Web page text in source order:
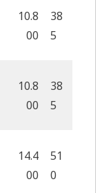
10.8
00
38
5
10.8
00
38
5
14.4
00
51
0